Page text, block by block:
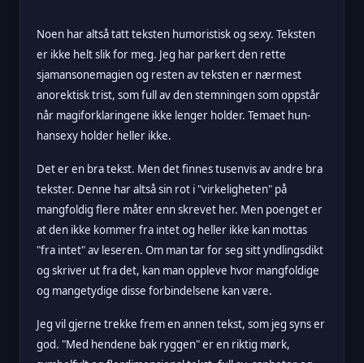
Noen har altså tatt teksten humoristisk og sexy. Teksten
er ikke helt slik for meg. Jeg har parkert den rette
sjamansonemagien og resten av teksten er nærmest
anorektisk trist, som full av den stemningen som oppstår
når magiforklaringene ikke lenger holder. Temaet hun-
hansexy holder heller ikke.
Det er en bra tekst. Men det finnes tusenvis av andre bra
tekster. Denne har altså sin rot i "virkeligheten" på
mangfoldig flere måter enn skrevet her. Men poenget er
at den ikke kommer fra intet og heller ikke kan mottas
"fra intet" av leseren. Om man tar for seg sitt yndlingsdikt
og skriver ut fra det, kan man oppleve hvor mangfoldige
og mangetydige disse forbindelsene kan være.
Jeg vil gjerne trekke frem en annen tekst, som jeg syns er
god. "Med hendene bak ryggen" er en riktig mørk,